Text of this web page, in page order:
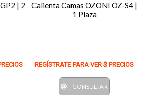
| 2
Calienta Camas OZONI OZ-S4 |
1 Plaza
REGÍSTRATE PARA VER $ PRECIOS
CONSULTAR